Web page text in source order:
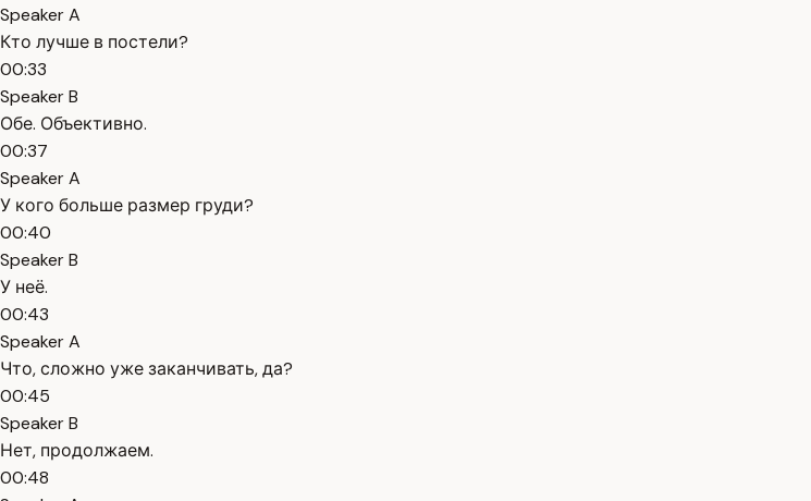
Speaker A
Кто лучше в постели?
00:33
Speaker B
Обе. Объективно.
00:37
Speaker A
У кого больше размер груди?
00:40
Speaker B
У неё.
00:43
Speaker A
Что, сложно уже заканчивать, да?
00:45
Speaker B
Нет, продолжаем.
00:48